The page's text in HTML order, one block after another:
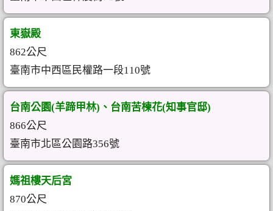
東嶽殿
862公尺
臺南市中西區民權路一段110號
台南公園(羊蹄甲林)、台南苦楝花(知事官邸)
866公尺
臺南市北區公園路356號
媽祖樓天后宮
870公尺